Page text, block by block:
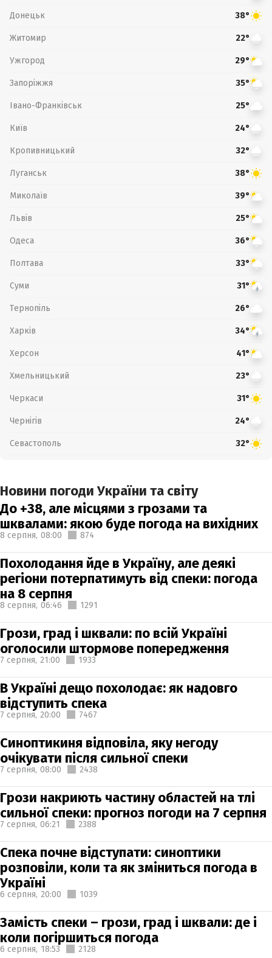
Донецьк 38°
Житомир 22°
Ужгород 29°
Запоріжжя 35°
Івано-Франківськ 25°
Київ 24°
Кропивницький 32°
Луганськ 38°
Миколаїв 39°
Львів 25°
Одеса 36°
Полтава 33°
Суми 31°
Тернопіль 26°
Харків 34°
Херсон 41°
Хмельницький 23°
Черкаси 31°
Чернігів 24°
Севастополь 32°
Новини погоди України та світу
До +38, але місцями з грозами та
шквалами: якою буде погода на вихідних
8 серпня, 08:00 874
Похолодання йде в Україну, але деякі
регіони потерпатимуть від спеки: погода
на 8 серпня
8 серпня, 06:46 1291
Грози, град і шквали: по всій Україні
оголосили штормове попередження
7 серпня, 21:00 1933
В Україні дещо похолодає: як надовго
відступить спека
7 серпня, 20:00 7467
Синоптикиня відповіла, яку негоду
очікувати після сильної спеки
7 серпня, 08:00 2438
Грози накриють частину областей на тлі
сильної спеки: прогноз погоди на 7 серпня
7 серпня, 06:21 2388
Спека почне відступати: синоптики
розповіли, коли та як зміниться погода в
Україні
6 серпня, 20:00 1039
Замість спеки – грози, град і шквали: де і
коли погіршиться погода
6 серпня, 18:53 2128